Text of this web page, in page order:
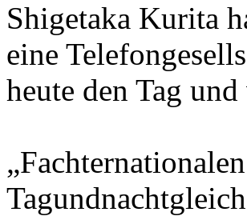
Shigetaka Kurita
eine
heute den Tag